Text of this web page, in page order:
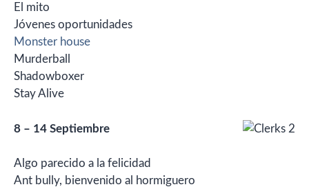
El mito
Jóvenes oportunidades
Monster house
Murderball
Shadowboxer
Stay Alive
8 – 14 Septiembre
Algo parecido a la felicidad
Ant bully, bienvenido al hormiguero